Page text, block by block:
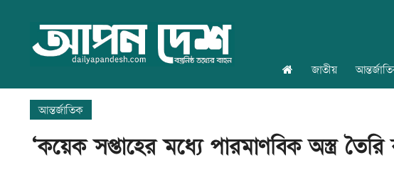
জাতীয়
আন্তর্জাতিক
‘কয়েক সপ্তাহের মধ্যে পারমাণবিক অস্ত্র